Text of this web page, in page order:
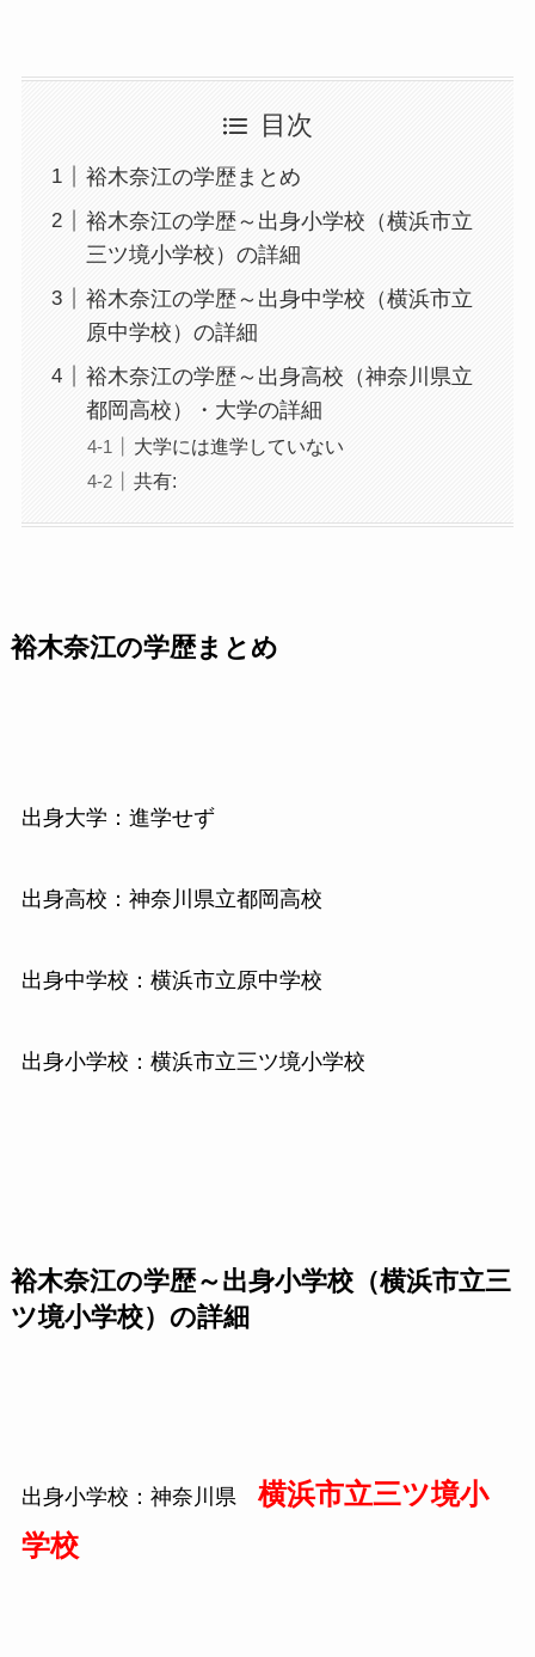
目次
裕木奈江の学歴まとめ
裕木奈江の学歴～出身小学校（横浜市立
三ツ境小学校）の詳細
裕木奈江の学歴～出身中学校（横浜市立
原中学校）の詳細
裕木奈江の学歴～出身高校（神奈川県立
都岡高校）・大学の詳細
大学には進学していない
共有:
裕木奈江の学歴まとめ
出身大学：進学せず
出身高校：神奈川県立都岡高校
出身中学校：横浜市立原中学校
出身小学校：横浜市立三ツ境小学校
裕木奈江の学歴～出身小学校（横浜市立三
ツ境小学校）の詳細
出身小学校：神奈川県 横浜市立三ツ境小
学校